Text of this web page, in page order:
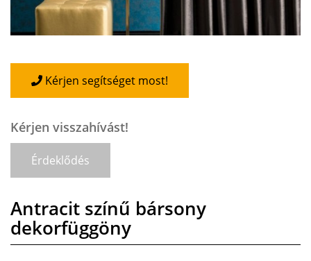
Kérjen segítséget most!
Kérjen visszahívást!
Érdeklődés
Antracit színű bársony
dekorfüggöny